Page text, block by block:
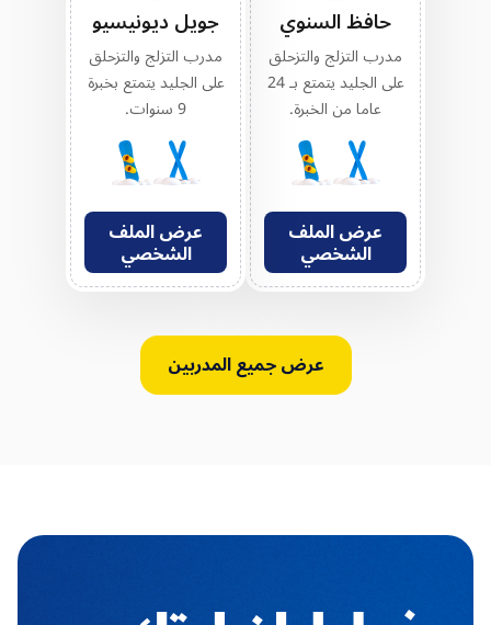
حافظ السنوي
مدرب التزلج والتزحلق
على الجليد يتمتع بـ 24
عاما من الخبرة.
عرض الملف
الشخصي
جويل ديونيسيو
مدرب التزلج والتزحلق
على الجليد يتمتع بخبرة
9 سنوات.
عرض الملف
الشخصي
عرض جميع المدربين